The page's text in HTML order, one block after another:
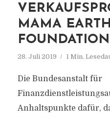
MAMA EARTH
FOUNDATION
28. Juli 2019 1 Min.
Die Bundesanstalt für
Anhaltspunkte dafür,